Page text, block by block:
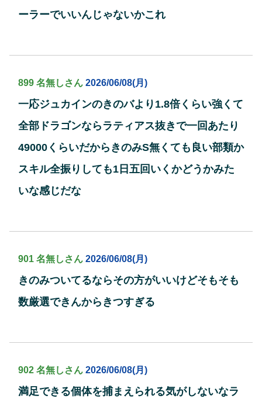
ーラーでいいんじゃないかこれ
899 名無しさん 2026/06/08(月)
一応ジュカインのきのバより1.8倍くらい強くて
全部ドラゴンならラティアス抜きで一回あたり
49000くらいだからきのみS無くても良い部類か
スキル全振りしても1日五回いくかどうかみた
いな感じだな
901 名無しさん 2026/06/08(月)
きのみついてるならその方がいいけどそもそも
数厳選できんからきつすぎる
902 名無しさん 2026/06/08(月)
満足できる個体を捕まえられる気がしないなラ